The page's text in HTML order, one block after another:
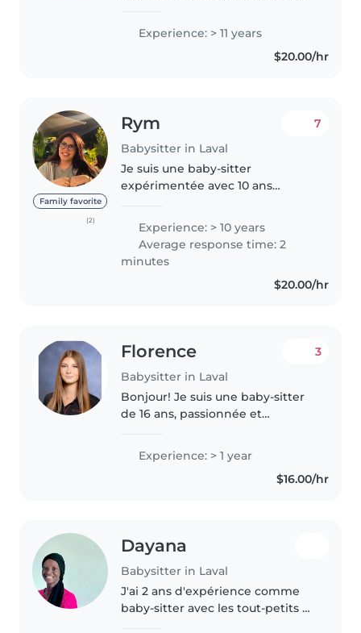
travailler avec les enfants et j’ai
beaucoup d’expérience avec eux.
En plus je travaille comme
Experience: > 11 years
$20.00/hr
Family favorite
(2)
Rym
Babysitter in Laval
7
Je suis une baby-sitter
expérimentée avec 10 ans
compétences variées comme le
dessin, la lecture, les travaux
manuels, la musique et les jeux.
Je suis également..
Experience: > 10 years
Average response time: 2
minutes
$20.00/hr
Florence
Babysitter in Laval
3
Bonjour! Je suis une baby-sitter
de 16 ans, passionnée et
d'enfants de tous âges, des tout-
petits aux adolescents. J’ai de
l’expérience en gardiennage
Experience: > 1 year
$16.00/hr
Dayana
Babysitter in Laval
J'ai 2 ans d'expérience comme
baby-sitter avec les tout-petits et